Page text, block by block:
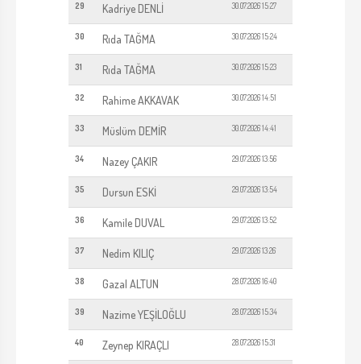
29 Kadriye DENLİ 30.07.2026 15:27
30 Rıda TAĞMA 30.07.2026 15:24
31 Rıda TAĞMA 30.07.2026 15:23
32 Rahime AKKAVAK 30.07.2026 14:51
33 Müslüm DEMİR 30.07.2026 14:41
34 Nazey ÇAKIR 29.07.2026 13:56
35 Dursun ESKİ 29.07.2026 13:54
36 Kamile DUVAL 29.07.2026 13:52
37 Nedim KILIÇ 29.07.2026 13:26
38 Gazal ALTUN 28.07.2026 16:40
39 Nazime YEŞİLOĞLU 28.07.2026 15:34
40 Zeynep KIRAÇLI 28.07.2026 15:31